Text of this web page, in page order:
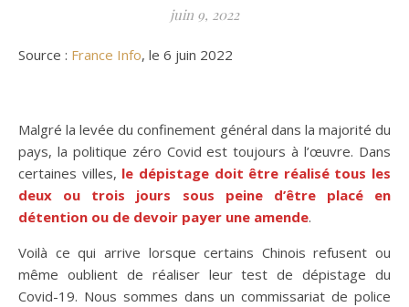
juin 9, 2022
Source : France Info, le 6 juin 2022
Malgré la levée du confinement général dans la majorité du
pays, la politique zéro Covid est toujours à l’œuvre. Dans
certaines villes, le dépistage doit être réalisé tous les
deux ou trois jours sous peine d’être placé en
détention ou de devoir payer une amende.
Voilà ce qui arrive lorsque certains Chinois refusent ou
même oublient de réaliser leur test de dépistage du
Covid-19. Nous sommes dans un commissariat de police